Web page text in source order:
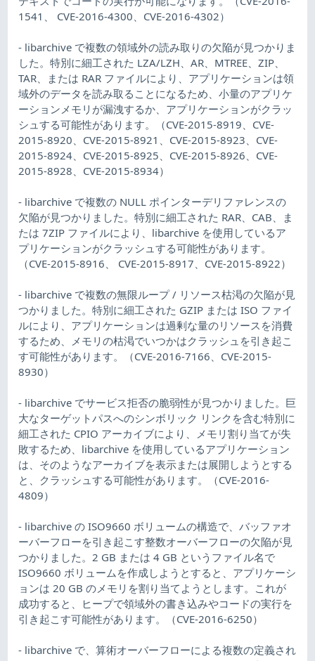
1541、 CVE-2016-4300、CVE-2016-4302）
- libarchive で複数の領域外の読み取りの欠陥が見つかりま
した。特別に細工された LZA/LZH、AR、MTREE、ZIP、
TAR、または RAR ファイルにより、アプリケーションは領
域外のデータを読み取ることになるため、小量のアプリケ
ーションメモリが漏洩するか、アプリケーションがクラッ
シュする可能性があります。（CVE-2015-8919、CVE-
2015-8920、CVE-2015-8921、CVE-2015-8923、CVE-
2015-8924、CVE-2015-8925、CVE-2015-8926、CVE-
2015-8928、CVE-2015-8934）
- libarchive で複数の NULL ポインターデリファレンスの
欠陥が見つかりました。特別に細工された RAR、CAB、ま
たは 7ZIP ファイルにより、libarchive を使用しているア
プリケーションがクラッシュする可能性があります。
（CVE-2015-8916、 CVE-2015-8917、CVE-2015-8922）
- libarchive で複数の無限ループ / リソース枯渇の欠陥が見
つかりました。特別に細工された GZIP または ISO ファイ
ルにより、アプリケーションは過剰な量のリソースを消費
するため、メモリの枯渇でいつかはクラッシュを引き起こ
す可能性があります。（CVE-2016-7166、CVE-2015-
8930）
- libarchive でサービス拒否の脆弱性が見つかりました。巨
大なターゲットパスへのシンボリック リンクを含む特別に
細工された CPIO アーカイブにより、メモリ割り当てが失
敗するため、libarchive を使用しているアプリケーション
は、そのようなアーカイブを表示または展開しようとする
と、クラッシュする可能性があります。（CVE-2016-
4809）
- libarchive の ISO9660 ボリュームの構造で、バッファオ
ーバーフローを引き起こす整数オーバーフローの欠陥が見
つかりました。2 GB または 4 GB というファイル名で
ISO9660 ボリュームを作成しようとすると、アプリケーシ
ョンは 20 GB のメモリを割り当てようとします。これが
成功すると、ヒープで領域外の書き込みやコードの実行を
引き起こす可能性があります。（CVE-2016-6250）
- libarchive で、算術オーバーフローによる複数の定義され